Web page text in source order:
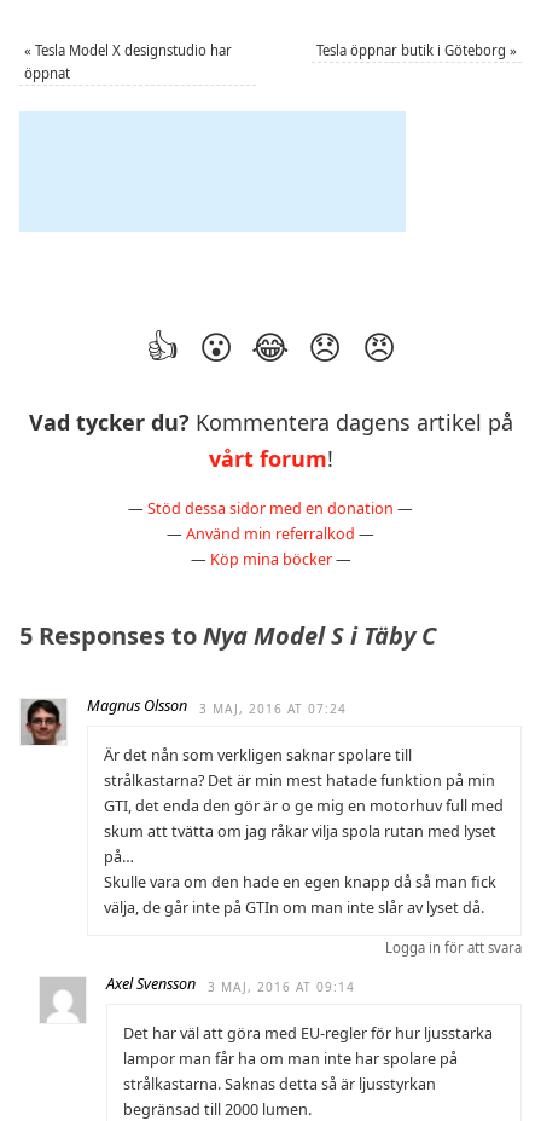
« Tesla Model X designstudio har
öppnat
Tesla öppnar butik i Göteborg »
Vad tycker du? Kommentera dagens artikel på
vårt forum!
— Stöd dessa sidor med en donation —
— Använd min referralkod —
— Köp mina böcker—
5 Responses toNya Model S i Täby C
Magnus Olsson 3 MAJ, 2016 AT 07:24
Är det nån som verkligen saknar spolare till
strålkastarna? Det är min mest hatade funktion på min
GTI, det enda den gör är o ge mig en motorhuv full med
skum att tvätta om jag råkar vilja spola rutan med lyset
på…
Skulle vara om den hade en egen knapp då så man fick
välja, de går inte på GTIn om man inte slår av lyset då.
Logga in för att svara
Axel Svensson 3 MAJ, 2016 AT 09:14
Det har väl att göra med EU-regler för hur ljusstarka
lampor man får ha om man inte har spolare på
strålkastarna. Saknas detta så är ljusstyrkan
begränsad till 2000 lumen.